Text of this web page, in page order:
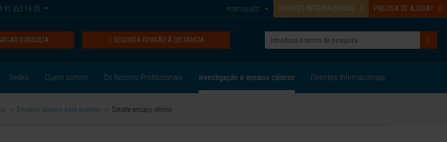
91 353 19 20 DOENTES INTERNACIONAIS PRECISA DE AJUDA?
PORTUGUÊS
SEGUNDA OPINIÃO À DISTÂNCIA
CONSULTA
Sedes Quem somos Os Nossos Profissionais Investigação e ensaios clínicos Doentes Internacionais
> Ensaios clínicos para doentes > Detalle ensayo clínico